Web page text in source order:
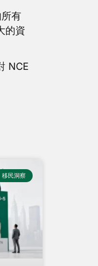
有
的資
NCE
移民洞察